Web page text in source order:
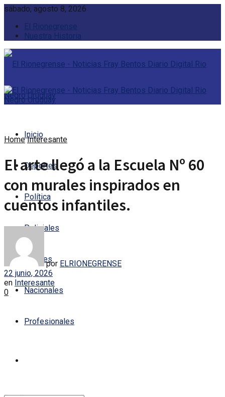
sábado, agosto 8, 2026
El Rionegrense
Nuestra Historia
Inicio
Deportes
Política
Policiales
Locales
Nacionales
Profesionales
Home Interesante
El arte llegó a la Escuela Nº 60
con murales inspirados en
cuentos infantiles.
por ELRIONEGRENSE
22 junio, 2026
en Interesante
0